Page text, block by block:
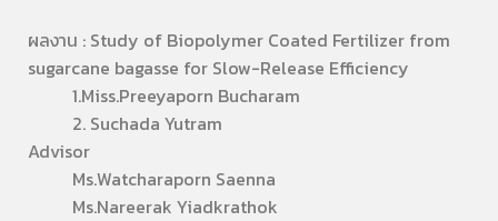
ผลงาน : Study of Biopolymer Coated Fertilizer from
sugarcane bagasse for Slow-Release Efficiency
1.Miss.Preeyaporn Bucharam
2. Suchada Yutram
Advisor
Ms.Watcharaporn Saenna
Ms.Nareerak Yiadkrathok